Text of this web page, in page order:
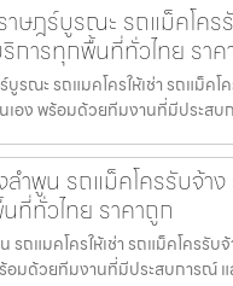
าษฎร์บูรณะ รถแม็คโคร
ริการทุกพื้นที่ทั่วไทย รา
บูรณะ รถแมคโครให้เช่า รถแม็คโ
นเอง พร้อมด้วยทีมงานที่มีประส
ำพูน รถแม็คโครรับจ้าง
ที่ทั่วไทย ราคาถูก
รถแมคโครให้เช่า รถแม็คโครรับ
อมด้วยทีมงานที่มีประสบการณ์ แ